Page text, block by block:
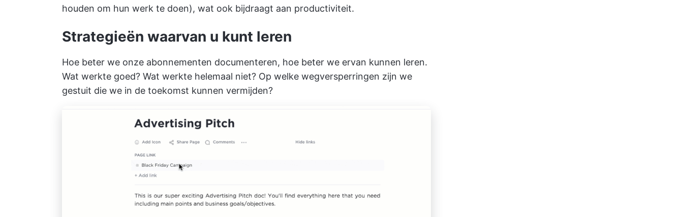
houden om hun werk te doen), wat ook bijdraagt aan productiviteit.
Strategieën waarvan u kunt leren
Hoe beter we onze abonnementen documenteren, hoe beter we ervan kunnen leren.
Wat werkte goed? Wat werkte helemaal niet? Op welke wegversperringen zijn we
gestuit die we in de toekomst kunnen vermijden?